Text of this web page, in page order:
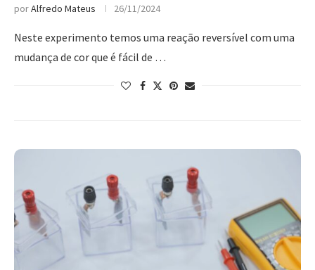
porAlfredo Mateus 26/11/2024
Neste experimento temos uma reação reversível com uma
mudança de cor que é fácil de …